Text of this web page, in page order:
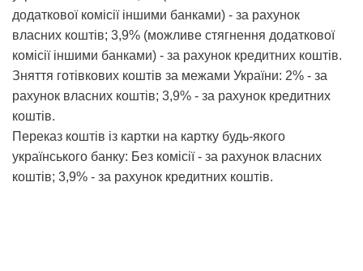
додаткової комісії іншими банками) - за рахунок
власних коштів; 3,9% (можливе стягнення додаткової
комісії іншими банками) - за рахунок кредитних коштів.
Зняття готівкових коштів за межами України: 2% - за
рахунок власних коштів; 3,9% - за рахунок кредитних
коштів.
Переказ коштів із картки на картку будь-якого
українського банку: Без комісії - за рахунок власних
коштів; 3,9% - за рахунок кредитних коштів.